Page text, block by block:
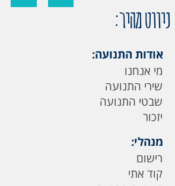
ניווט מהיר:
אודות התנועה:
מי אנחנו
שירי התנועה
שבטי התנועה
יזכור
מנהלי:
רישום
קוד אתי